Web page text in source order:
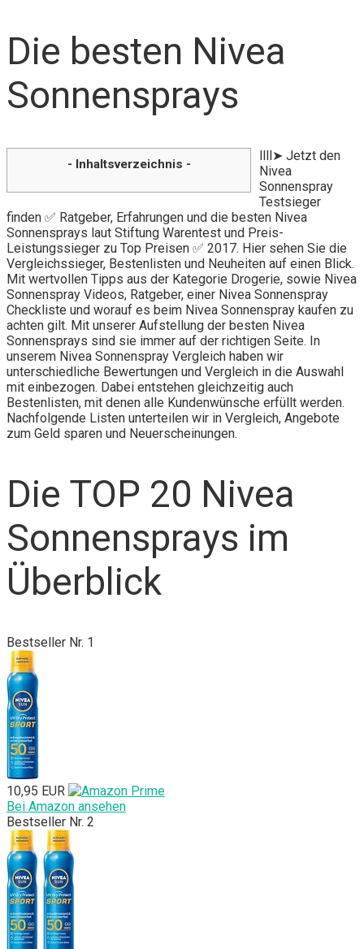
Die besten Nivea
Sonnensprays
- Inhaltsverzeichnis -
llll➤ Jetzt den
Nivea
Sonnenspray
Testsieger
finden ✅ Ratgeber, Erfahrungen und die besten Nivea
Sonnensprays laut Stiftung Warentest und Preis-
Leistungssieger zu Top Preisen ✅ 2017. Hier sehen Sie die
Vergleichssieger, Bestenlisten und Neuheiten auf einen Blick.
Mit wertvollen Tipps aus der Kategorie Drogerie, sowie Nivea
Sonnenspray Videos, Ratgeber, einer Nivea Sonnenspray
Checkliste und worauf es beim Nivea Sonnenspray kaufen zu
achten gilt. Mit unserer Aufstellung der besten Nivea
Sonnensprays sind sie immer auf der richtigen Seite. In
unserem Nivea Sonnenspray Vergleich haben wir
unterschiedliche Bewertungen und Vergleich in die Auswahl
mit einbezogen. Dabei entstehen gleichzeitig auch
Bestenlisten, mit denen alle Kundenwünsche erfüllt werden.
Nachfolgende Listen unterteilen wir in Vergleich, Angebote
zum Geld sparen und Neuerscheinungen.
Die TOP 20 Nivea
Sonnensprays im
Überblick
Bestseller Nr. 1
10,95 EUR
Bei Amazon ansehen
Bestseller Nr. 2